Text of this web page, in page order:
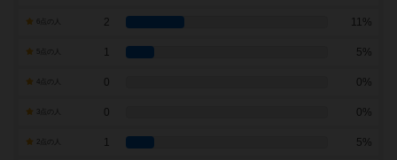
2 11%
1 5%
0 0%
0 0%
1 5%